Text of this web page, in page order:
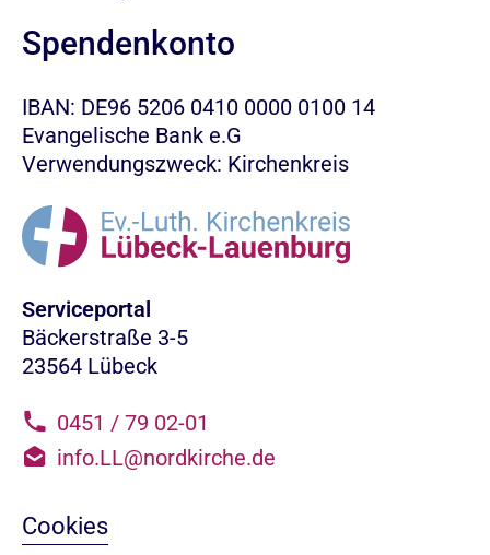
Spendenkonto
IBAN: DE96 5206 0410 0000 0100 14
Evangelische Bank e.G
Verwendungszweck: Kirchenkreis
Serviceportal
Bäckerstraße 3-5
23564 Lübeck
0451 / 79 02-01
info.LL@nordkirche.de
Cookies